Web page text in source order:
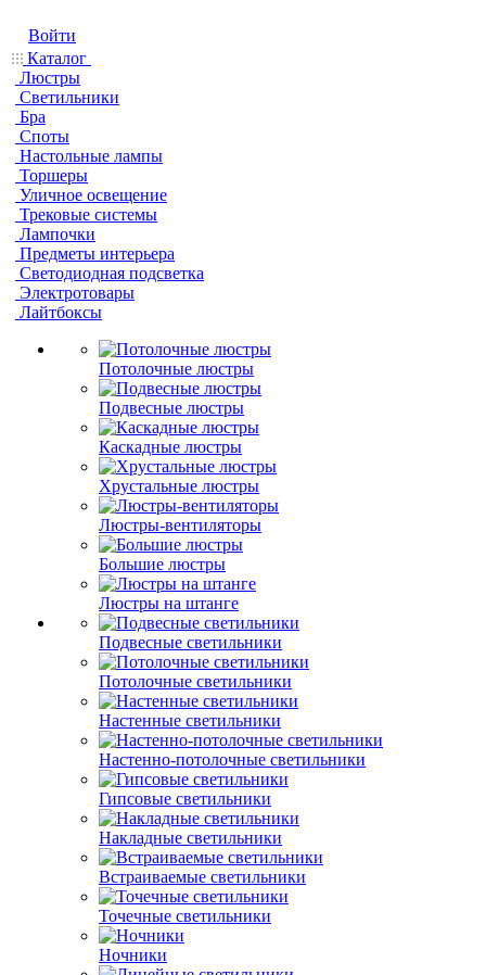
Войти
Каталог
Люстры
Светильники
Бра
Споты
Настольные лампы
Торшеры
Уличное освещение
Трековые системы
Лампочки
Предметы интерьера
Светодиодная подсветка
Электротовары
Лайтбоксы
Потолочные люстры
Подвесные люстры
Каскадные люстры
Хрустальные люстры
Люстры-вентиляторы
Большие люстры
Люстры на штанге
Подвесные светильники
Потолочные светильники
Настенные светильники
Настенно-потолочные светильники
Гипсовые светильники
Накладные светильники
Встраиваемые светильники
Точечные светильники
Ночники